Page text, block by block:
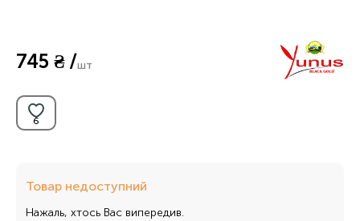
745 ₴ /шт
Товар недоступний
Нажаль, хтось Вас випередив.